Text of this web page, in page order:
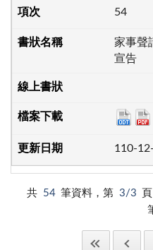
54
家事聲
宣告
110-
共 54 筆資料，第 3/3